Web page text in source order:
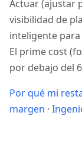
Actuar (ajustar
visibilidad de
inteligente
El prime cost
por debajo del
Por qué mi
margen ·